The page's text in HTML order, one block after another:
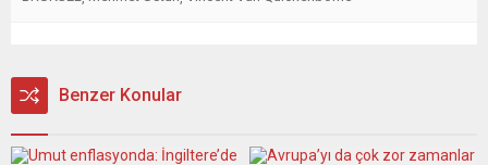
Benzer Konular